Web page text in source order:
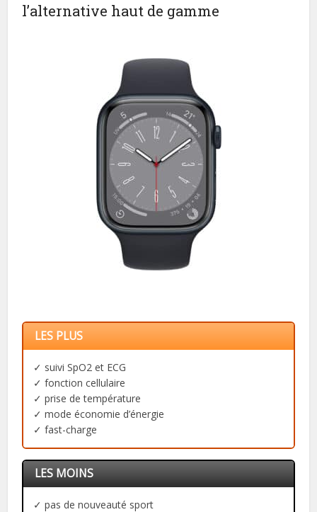
l’alternative haut de gamme
LES PLUS
✓ suivi SpO2 et ECG
✓ fonction cellulaire
✓ prise de température
✓ mode économie d’énergie
✓ fast-charge
LES MOINS
✓ pas de nouveauté sport